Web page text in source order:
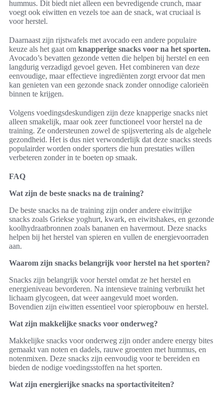
hummus. Dit biedt niet alleen een bevredigende crunch, maar
voegt ook eiwitten en vezels toe aan de snack, wat cruciaal is
voor herstel.
Daarnaast zijn rijstwafels met avocado een andere populaire
keuze als het gaat om knapperige snacks voor na het sporten.
Avocado’s bevatten gezonde vetten die helpen bij herstel en een
langdurig verzadigd gevoel geven. Het combineren van deze
eenvoudige, maar effectieve ingrediënten zorgt ervoor dat men
kan genieten van een gezonde snack zonder onnodige calorieën
binnen te krijgen.
Volgens voedingsdeskundigen zijn deze knapperige snacks niet
alleen smakelijk, maar ook zeer functioneel voor herstel na de
training. Ze ondersteunen zowel de spijsvertering als de algehele
gezondheid. Het is dus niet verwonderlijk dat deze snacks steeds
populairder worden onder sporters die hun prestaties willen
verbeteren zonder in te boeten op smaak.
FAQ
Wat zijn de beste snacks na de training?
De beste snacks na de training zijn onder andere eiwitrijke
snacks zoals Griekse yoghurt, kwark, en eiwitshakes, en gezonde
koolhydraatbronnen zoals bananen en havermout. Deze snacks
helpen bij het herstel van spieren en vullen de energievoorraden
aan.
Waarom zijn snacks belangrijk voor herstel na het sporten?
Snacks zijn belangrijk voor herstel omdat ze het herstel en
energieniveau bevorderen. Na intensieve training verbruikt het
lichaam glycogeen, dat weer aangevuld moet worden.
Bovendien zijn eiwitten essentieel voor spieropbouw en herstel.
Wat zijn makkelijke snacks voor onderweg?
Makkelijke snacks voor onderweg zijn onder andere energy bites
gemaakt van noten en dadels, rauwe groenten met hummus, en
notenmixen. Deze snacks zijn eenvoudig voor te bereiden en
bieden de nodige voedingsstoffen na het sporten.
Wat zijn energierijke snacks na sportactiviteiten?